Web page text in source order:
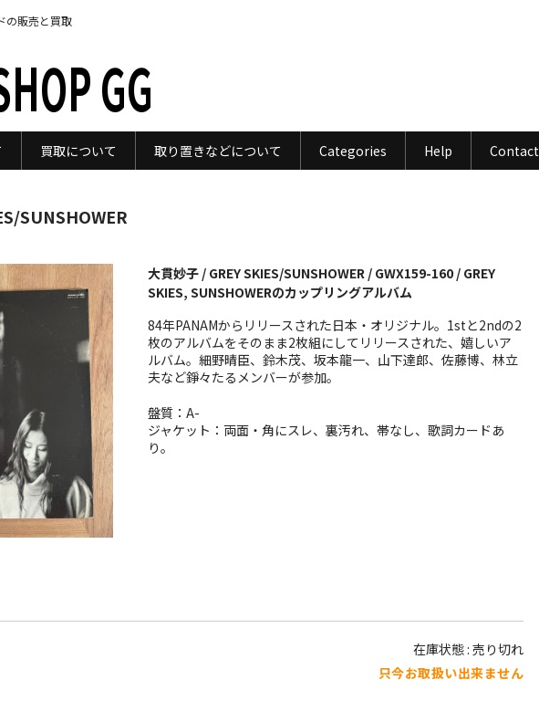
の販売と買取
GG
買取について 取り置きなどについて Categories Help Contact
SUNSHOWER
大貫妙子 / GREY SKIES/SUNSHOWER / GWX159-160 / GREY
SKIES, SUNSHOWERのカップリングアルバム
84年PANAMからリリースされた日本・オリジナル。1stと2ndの2
枚のアルバムをそのまま2枚組にしてリリースされた、嬉しいア
ルバム。細野晴臣、鈴木茂、坂本龍一、山下達郎、佐藤博、林立
夫など錚々たるメンバーが参加。
盤質：A-
ジャケット：両面・角にスレ、裏汚れ、帯なし、歌詞カードあ
り。
在庫状態 : 売り切れ
只今お取扱い出来ません